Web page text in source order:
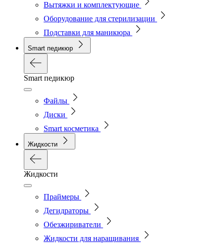
Вытяжки и комплектующие
Оборудование для стерилизации
Подставки для маникюра
Smart педикюр
Smart педикюр
Файлы
Диски
Smart косметика
Жидкости
Жидкости
Праймеры
Дегидраторы
Обезжириватели
Жидкости для наращивания